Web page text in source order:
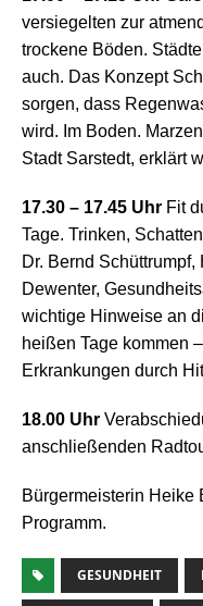
versiegelten zur
trockene Böden.
auch. Das Konzept
sorgen, dass
wird. Im Boden.
Stadt Sarstedt, erklärt
17.30 – 17.45 Uhr Fit
Tage. Trinken,
Dr. Bernd
Dewenter,
wichtige Hinweise an
heißen Tage kommen
Erkrankungen durch
18.00 Uhr
anschließenden
Bürgermeisterin Heike
Programm.
GESUNDHEIT